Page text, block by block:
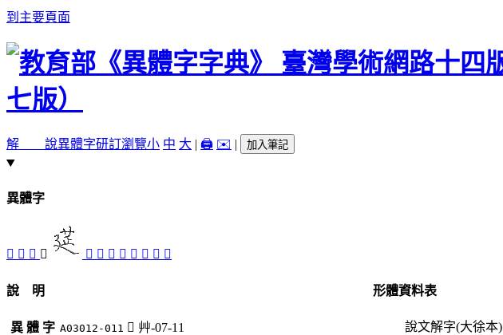
到主要頁面
解 說異體字研訂瀏覽小 中 大 | 🖨️ ✉️ | 加入筆記
異體字
󴓂 󴓅 󴓃 󴓄 󴓀 󴒻 󴓁 󴒿 󴒾 󴒼 󴒽 󴓆
說 明
異 體 字 A03012-011 󴓄 艸-07-11
形體資料表
說文解字(大徐本)